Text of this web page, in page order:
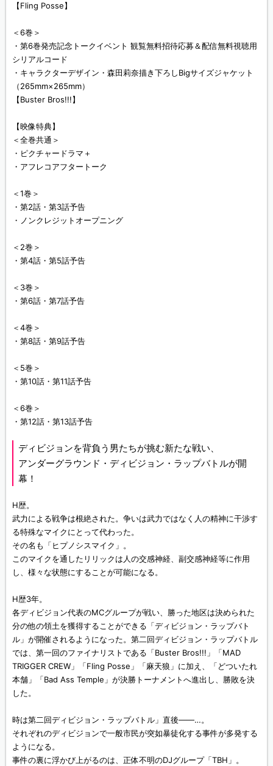
【Fling Posse】
＜6巻＞
・第6巻発売記念トークイベント 観覧無料招待応募＆配信無料視聴用
シリアルコード
・キャラクターデザイン・森田莉奈描き下ろしBigサイズジャケット
（265mm×265mm）
【Buster Bros!!!】
【映像特典】
＜全巻共通＞
・ピクチャードラマ＋
・アフレコアフタートーク
＜1巻＞
・第2話・第3話予告
・ノンクレジットオープニング
＜2巻＞
・第4話・第5話予告
＜3巻＞
・第6話・第7話予告
＜4巻＞
・第8話・第9話予告
＜5巻＞
・第10話・第11話予告
＜6巻＞
・第12話・第13話予告
ディビジョンを背負う男たちが挑む新たな戦い、
アンダーグラウンド・ディビジョン・ラップバトルが開
幕！
H歴。
武力による戦争は根絶された。争いは武力ではなく人の精神に干渉す
る特殊なマイクにとって代わった。
その名も「ヒプノシスマイク」。
このマイクを通したリリックは人の交感神経、副交感神経等に作用
し、様々な状態にすることが可能になる。
H歴3年。
各ディビジョン代表のMCグループが戦い、勝った地区は決められた
分の他の領土を獲得することができる「ディビジョン・ラップバト
ル」が開催されるようになった。第二回ディビジョン・ラップバトル
では、第一回のファイナリストである「Buster Bros!!!」「MAD
TRIGGER CREW」「Fling Posse」「麻天狼」に加え、「どついたれ
本舗」「Bad Ass Temple」が決勝トーナメントへ進出し、勝敗を決
した。
時は第二回ディビジョン・ラップバトル」直後――…。
それぞれのディビジョンで一般市民が突如暴徒化する事件が多発する
ようになる。
事件の裏に浮かび上がるのは、正体不明のDJグループ「TBH」。